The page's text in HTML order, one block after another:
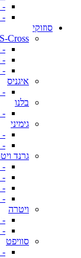
- 2018-2023
- 2024+
סוזוקי
S-Cross / קרוסאובר
- 2013-2021 (בנזין)
- 2020-2021 (הייבריד)
- 2021+
איגניס
- 2016+
בלנו
- 2016+
גימיני
- 1998-2018
- 2018+
גרנד
- 1998-2005 (ארוך)
- 1998-2005 (קצר)
- 2005-2014 (ארוך)
- 2005-2015 (קצר)
ויטרה
- 2014-2020
- 2020+
סוויפט
- 2005-2010